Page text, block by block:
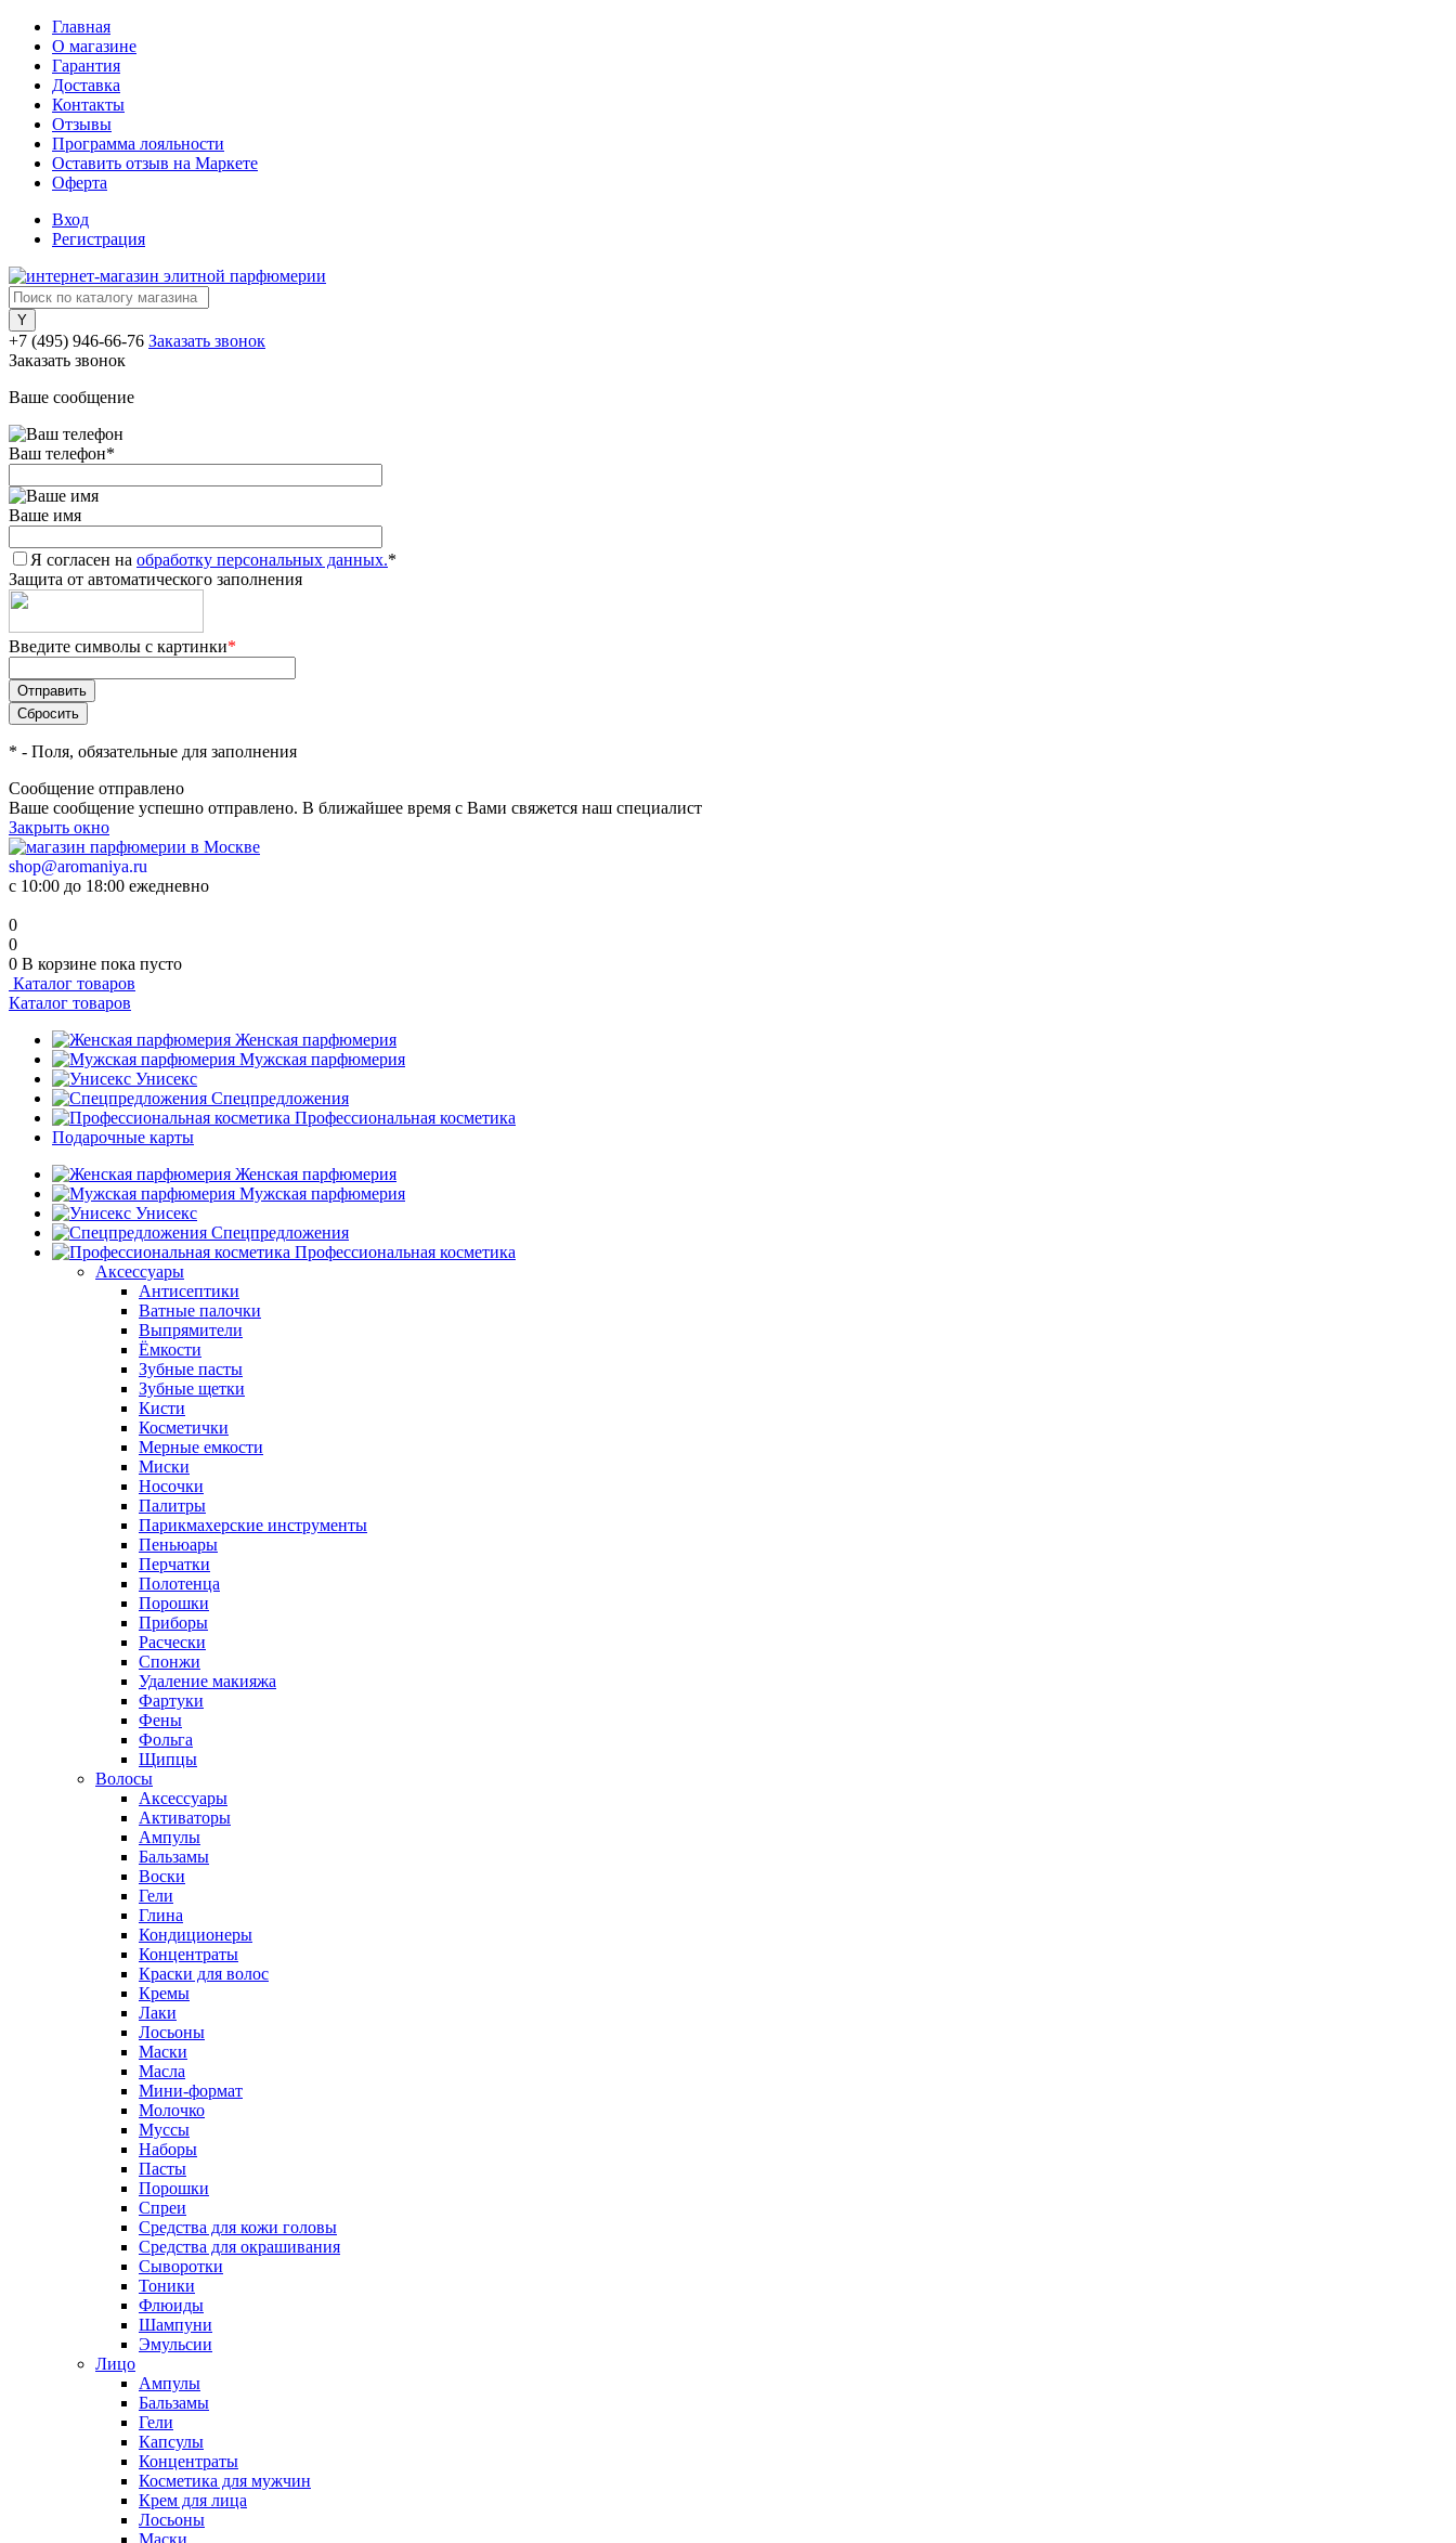
Главная
О магазине
Гарантия
Доставка
Контакты
Отзывы
Программа лояльности
Оставить отзыв на Маркете
Оферта
Вход
Регистрация
+7 (495) 946-66-76 Заказать звонок
Заказать звонок
Ваше сообщение
Ваш телефон*
Ваше имя
Я согласен на обработку персональных данных.*
Защита от автоматического заполнения
Введите символы с картинки*
* - Поля, обязательные для заполнения
Сообщение отправлено
Ваше сообщение успешно отправлено. В ближайшее время с Вами свяжется наш специалист
Закрыть окно
shop@aromaniya.ru
с 10:00 до 18:00 ежедневно
0
0
0 В корзине пока пусто
Каталог товаров
Каталог товаров
Женская парфюмерия
Мужская парфюмерия
Унисекс
Спецпредложения
Профессиональная косметика
Подарочные карты
Женская парфюмерия
Мужская парфюмерия
Унисекс
Спецпредложения
Профессиональная косметика
Аксессуары
Антисептики
Ватные палочки
Выпрямители
Ёмкости
Зубные пасты
Зубные щетки
Кисти
Косметички
Мерные емкости
Миски
Носочки
Палитры
Парикмахерские инструменты
Пеньюары
Перчатки
Полотенца
Порошки
Приборы
Расчески
Спонжи
Удаление макияжа
Фартуки
Фены
Фольга
Щипцы
Волосы
Аксессуары
Активаторы
Ампулы
Бальзамы
Воски
Гели
Глина
Кондиционеры
Концентраты
Краски для волос
Кремы
Лаки
Лосьоны
Маски
Масла
Мини-формат
Молочко
Муссы
Наборы
Пасты
Порошки
Спреи
Средства для кожи головы
Средства для окрашивания
Сыворотки
Тоники
Флюиды
Шампуни
Эмульсии
Лицо
Ампулы
Бальзамы
Гели
Капсулы
Концентраты
Косметика для мужчин
Крем для лица
Лосьоны
Маски